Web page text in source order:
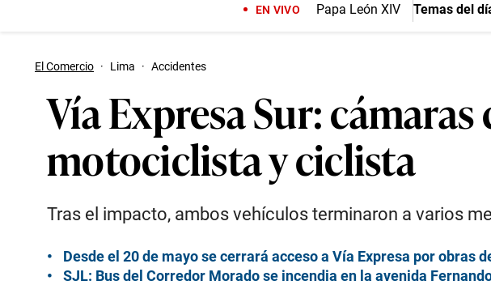
EN VIVO Papa León XIV Temas del
El Comercio · Lima · Accidentes
Vía Expresa Sur:
motociclista y ciclista
Tras el impacto, ambos vehículos terminaron a varios
Desde el 20 de mayo se cerrará acceso a Vía Expresa por
SJL: Bus del Corredor Morado se incendia en la avenida